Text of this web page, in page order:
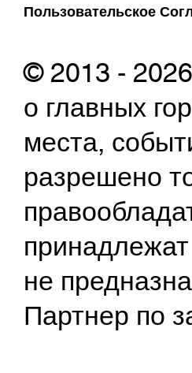
Пользовательское
© 2013 -
о главных
места,
разрешено
не
Партнер по